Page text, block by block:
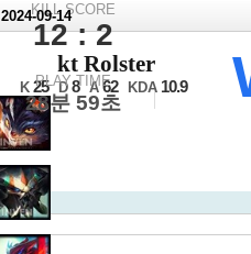
KILL SCORE
12 : 2
PLAY TIME
28분 59초
2024-09-14
2024 월드 챔피언십
최종전 2세트
kt Rolster
K 25 D 8 A 62 KDA 10.9